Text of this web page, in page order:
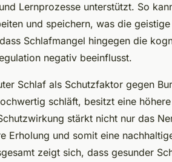
Lernprozesse unterstützt. So
und speichern, was die
Schlafmangel hingegen die
negativ beeinflusst.
Schlaf als Schutzfaktor gegen
schläft, besitzt eine
stärkt nicht nur das
Erholung und somit eine
zeigt sich, dass gesunder